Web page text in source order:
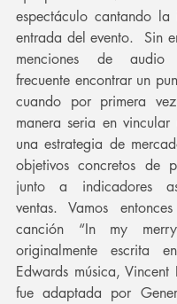
espectáculo cantando
entrada del evento.  Sin
menciones de
frecuente encontrar un
cuando por primera
manera seria en
una estrategia de
objetivos concretos de
junto a indicadores
ventas. Vamos
canción “In my
originalmente escrita
Edwards música, Vincent
fue adaptada por